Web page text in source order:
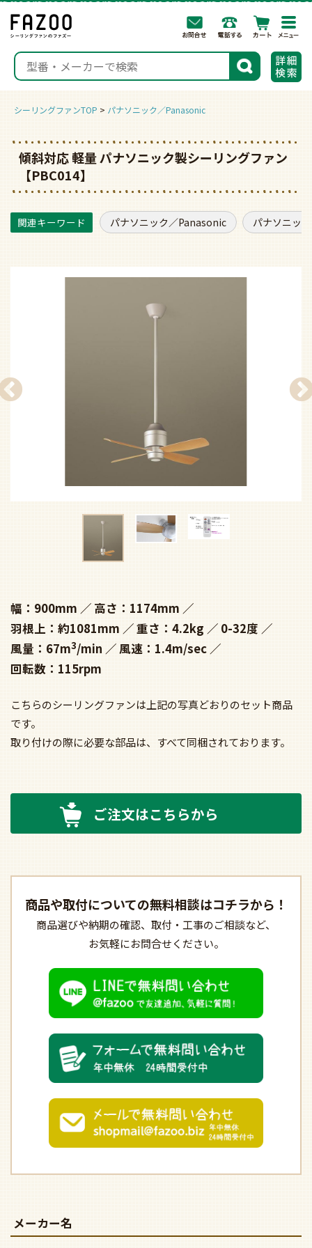
検索
シーリングファンTOP パナソニック／Panasonic
傾斜対応 軽量 パナソニック製シーリングファン
【PBC014】
パナソニック／Panasonic パナソニッ
幅：900mm
高さ：1174mm
羽根上：約1081mm
重さ：4.2kg
0-32度
風量：67m3/min
風速：1.4m/sec
回転数：115rpm
こちらのシーリングファンは上記の写真どおりのセット商品
です。
取り付けの際に必要な部品は、すべて同梱されております。
ご注文はこちらから
商品や取付についての無料相談はコチラから！
商品選びや納期の確認、 取付・工事のご相談など、
お気軽にお問合せください。
メーカー名